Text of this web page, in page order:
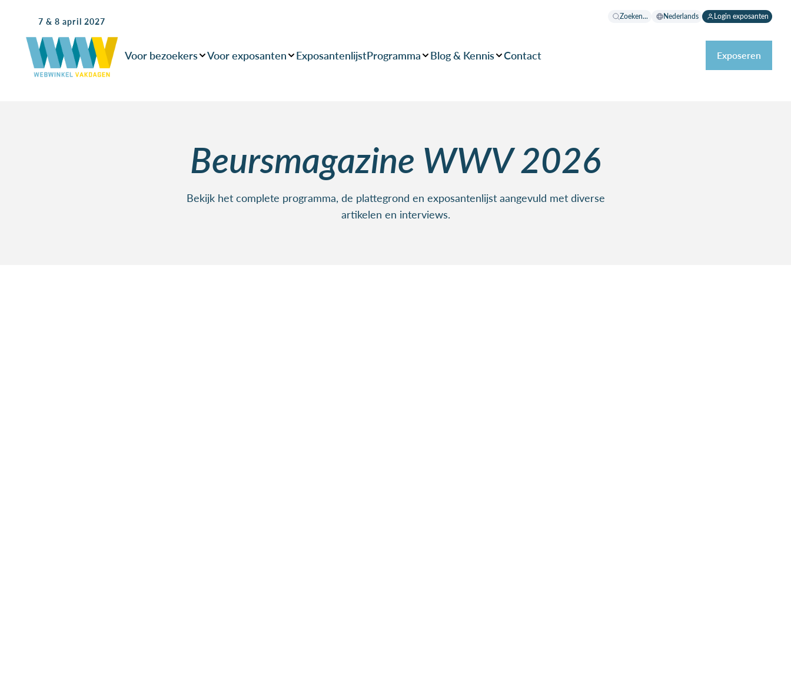
Zoeken... Nederlands Login exposanten
7 & 8 april 2027
Voor bezoekers Voor exposanten ExposantenlijstProgramma Blog & Kennis Contact Exposeren
Beursmagazine WWV 2026
Bekijk het complete programma, de plattegrond en exposantenlijst aangevuld met diverse
artikelen en interviews.